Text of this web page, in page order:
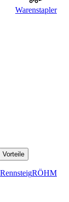
Warenstapler
Vorteile
RennsteigRÖHM